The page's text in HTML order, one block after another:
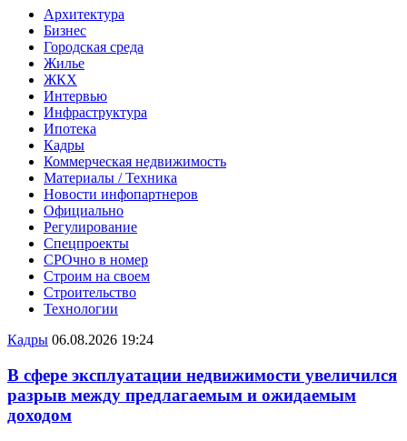
Архитектура
Бизнес
Городская среда
Жилье
ЖКХ
Интервью
Инфраструктура
Ипотека
Кадры
Коммерческая недвижимость
Материалы / Техника
Новости инфопартнеров
Официально
Регулирование
Спецпроекты
СРОчно в номер
Строим на своем
Строительство
Технологии
Кадры 06.08.2026 19:24
В сфере эксплуатации недвижимости увеличился
разрыв между предлагаемым и ожидаемым
доходом